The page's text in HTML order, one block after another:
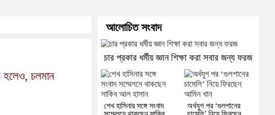
হলেও, চলমান
আলোচিত সংবাদ
চার প্রকার ধর্মীয় জ্ঞান শিক্ষা করা সবার জন্য ফরজ
শেখ হাসিনার সঙ্গে সংবাদ
অর্ধযুগ পর ‘গুলশানের